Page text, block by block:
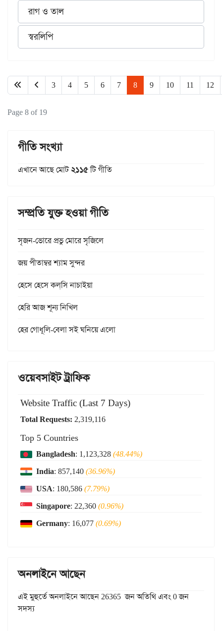
রাগ ও তাল
স্বরলিপি
3 4 5 6 7 8 9 10 11 12
Page 8 of 19
গীতি সংখ্যা
এখানে আছে মোট২১১৫টি গীতি
সম্প্রতি যুক্ত হওয়া গীতি
সৃজন-ভোরে প্রভু মোরে সৃজিলে
জয় পীতাম্বর শ্যাম সুন্দর
হেসে হেসে কল্‌সি নাচাইয়া
হেরি আজ শূন্য নিখিল
হের গোধূলি-বেলা সই ঘনিয়ে এলো
ওয়েবসাইট ট্রাফিক
Website Traffic (Last 7 Days)
Total Requests: 2,319,116
Top 5 Countries
Bangladesh: 1,123,328(48.44%)
India: 857,140(36.96%)
USA: 180,586(7.79%)
Singapore: 22,360(0.96%)
Germany: 16,077(0.69%)
অনলাইনে আছেন
এই মুহুর্তে অনলাইনে আছেন 26365 জন অতিথি এবং 0 জন
সদস্য